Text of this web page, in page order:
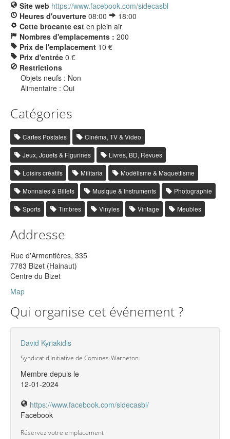
Site web https://www.facebook.com/sidecasbl
Heures d'ouverture 08:00
18:00
Cette brocante est en plein air
Nombres d'emplacements : 200
Prix de l'emplacement 10 €
Prix d'entrée 0 €
Restrictions
Objets neufs : Non
Alimentaire : Oui
Catégories
Cartes Postales Cinéma, TV & Video
Jeux, Jouets & Figurines Livres, BD, Revues
Loisirs créatifs Militaria Modélisme & Maquettisme
Monnaies & Billets Musique & Instruments Photographie
Sports Timbres Vinyles Vintage Meubles
Addresse
Rue d'Armentières, 335
7783 Bizet (Hainaut)
Centre du Bizet
Map
Qui organise cet événement ?
David Kyriakidis
Syndicat d'Initiative de Comines-Warneton
Membre depuis le
12-01-2024
https://www.facebook.com/sidecasbl/
Facebook
Réservez votre emplacement